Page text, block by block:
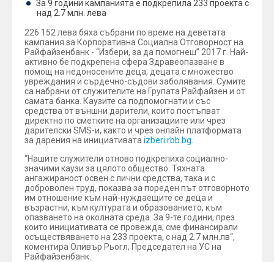
За 9 години кампанията е подкрепила 233 проекта с
над 2.7 млн. лева
226 152 лева бяха събрани по време на деветата
кампания за Корпоративна Социална Отговорност на
Райфайзенбанк - “Избери, за да помогнеш” 2017 г. Най-
активно бе подкрепена сфера Здравеопазване в
помощ на недоносените деца, децата с множество
увреждания и сърдечно-съдови заболявания. Сумите
са набрани от служителите на Групата Райфайзен и от
самата банка. Каузите са подпомогнати и със
средства от външни дарители, които постъпват
директно по сметките на организациите или чрез
дарителски SMS-и, както и чрез онлайн платформата
за дарения на инициативата izberi.rbb.bg
“Нашите служители отново подкрепиха социално-
значими каузи за цялото общество. Тяхната
ангажираност освен с лични средства, така и с
доброволен труд, показва за пореден път отговорното
им отношение към най-нуждаещите се деца и
възрастни, към културата и образованието, към
опазването на околната среда. За 9-те години, през
които инициативата се провежда, сме финансирали
осъществяването на 233 проекта, с над 2.7 млн.лв“,
коментира Оливър Рьогл, Председател на УС на
Райфайзенбанк.